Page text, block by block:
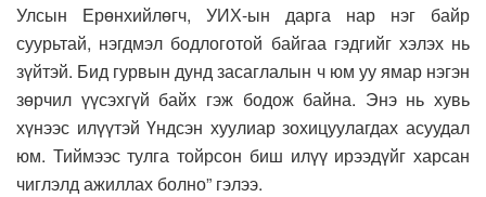
Улсын Ерөнхийлөгч, УИХ-ын дарга нар нэг байр
суурьтай, нэгдмэл бодлоготой байгаа гэдгийг хэлэх нь
зүйтэй. Бид гурвын дунд засаглалын ч юм уу ямар нэгэн
зөрчил үүсэхгүй байх гэж бодож байна. Энэ нь хувь
хүнээс илүүтэй Үндсэн хуулиар зохицуулагдах асуудал
юм. Тиймээс тулга тойрсон биш илүү ирээдүйг харсан
чиглэлд ажиллах болно” гэлээ.